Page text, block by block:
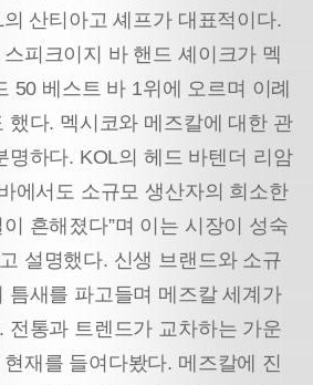
산티아고 셰프가 대표적이다.
피크이지 바 핸드 셰이크가 멕
50 베스트 바 1위에 오르며 이례
했다. 멕시코와 메즈칼에 대한 관
명하다. KOL의 헤드 바텐더 리암
에서도 소규모 생산자의 희소한
흔해졌다”며 이는 시장이 성숙
설명했다. 신생 브랜드와 소규
틈새를 파고들며 메즈칼 세계가
전통과 트렌드가 교차하는 가운
재를 들여다봤다. 메즈칼에 진